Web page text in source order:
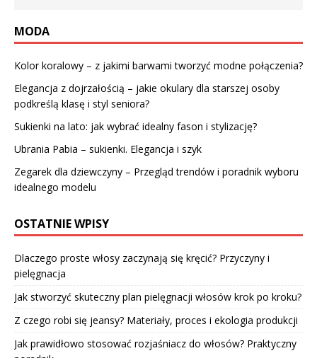
MODA
Kolor koralowy – z jakimi barwami tworzyć modne połączenia?
Elegancja z dojrzałością – jakie okulary dla starszej osoby
podkreślą klasę i styl seniora?
Sukienki na lato: jak wybrać idealny fason i stylizację?
Ubrania Pabia – sukienki. Elegancja i szyk
Zegarek dla dziewczyny – Przegląd trendów i poradnik wyboru
idealnego modelu
OSTATNIE WPISY
Dlaczego proste włosy zaczynają się kręcić? Przyczyny i
pielęgnacja
Jak stworzyć skuteczny plan pielęgnacji włosów krok po kroku?
Z czego robi się jeansy? Materiały, proces i ekologia produkcji
Jak prawidłowo stosować rozjaśniacz do włosów? Praktyczny